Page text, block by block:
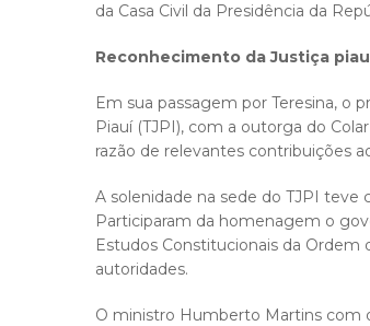
da Casa Civil da Presidência da
Reconhecimento da Justiça
Em sua passagem por Teresina, o
Piauí (TJPI), com a outorga do
razão de relevantes contribuições
A solenidade na sede do TJPI teve
Participaram da homenagem o
Estudos Constitucionais da Ordem
autoridades.
O ministro Humberto Martins com